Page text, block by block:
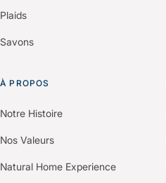
Plaids
Savons
À PROPOS
Notre Histoire
Nos Valeurs
Natural Home Experience